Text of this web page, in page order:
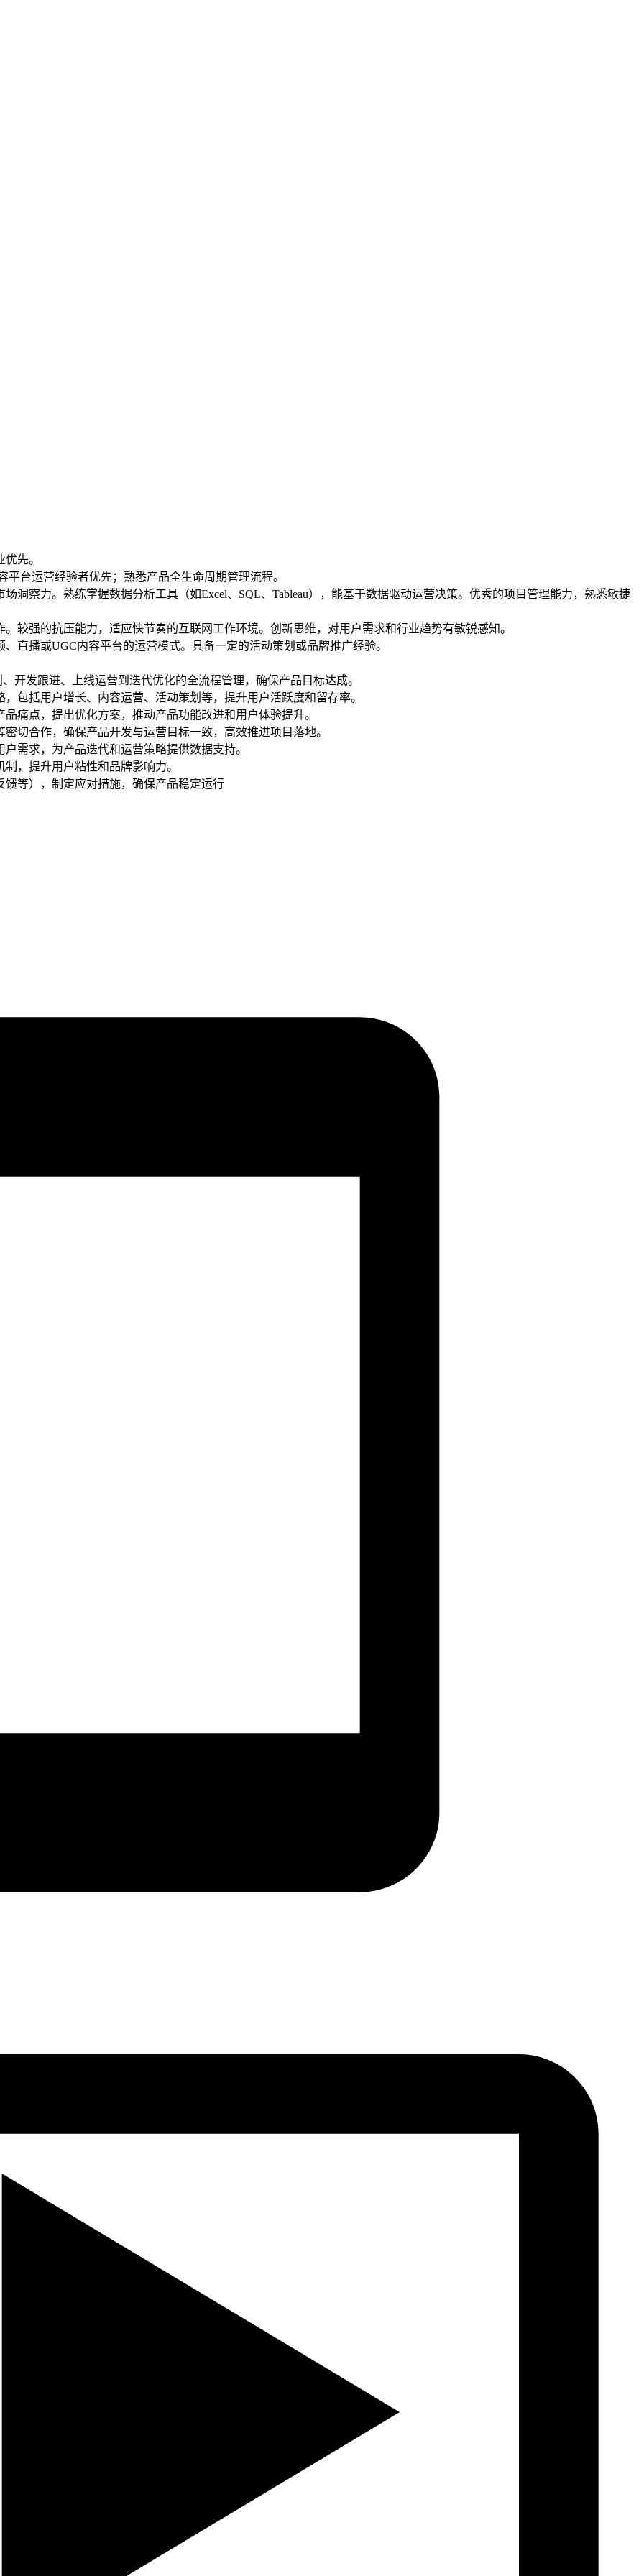
先。
台运营经验者优先；熟悉产品全生命周期管理流程。
洞察力。熟练掌握数据分析工具（如Excel、SQL、Tableau），能基于数据驱动运营决策。优秀的项目管理能力，熟悉敏捷
较强的抗压能力，适应快节奏的互联网工作环境。创新思维，对用户需求和行业趋势有敏锐感知。
直播或UGC内容平台的运营模式。具备一定的活动策划或品牌推广经验。
开发跟进、上线运营到迭代优化的全流程管理，确保产品目标达成。
包括用户增长、内容运营、活动策划等，提升用户活跃度和留存率。
痛点，提出优化方案，推动产品功能改进和用户体验提升。
切合作，确保产品开发与运营目标一致，高效推进项目落地。
需求，为产品迭代和运营策略提供数据支持。
，提升用户粘性和品牌影响力。
等），制定应对措施，确保产品稳定运行